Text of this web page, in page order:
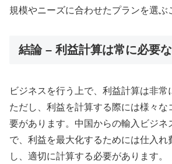
規模やニーズに合わせたプランを選ぶ
結論 – 利益計算は常に必要
ビジネスを行う上で、利益計算は非常
ただし、利益を計算する際には様々な
要があります。中国からの輸入ビジネ
で、利益を最大化するためには仕入れ
し、適切に計算する必要があります。